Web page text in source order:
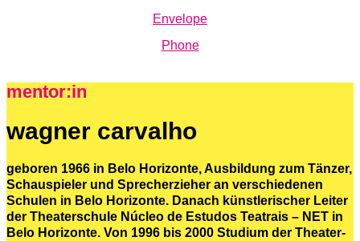
Envelope
Phone
mentor:in
wagner carvalho
geboren 1966 in Belo Horizonte, Ausbildung zum Tänzer,
Schauspieler und Sprecherzieher an verschiedenen
Schulen in Belo Horizonte. Danach künstlerischer Leiter
der Theaterschule Núcleo de Estudos Teatrais – NET in
Belo Horizonte. Von 1996 bis 2000 Studium der Theater-